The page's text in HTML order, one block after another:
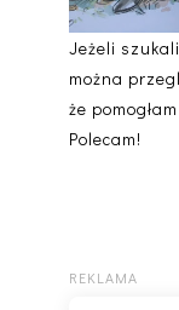
Jeżeli
można
że
Polecam!